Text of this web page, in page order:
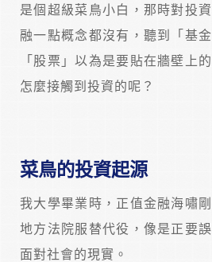
是個超級菜鳥小白，那時對投
融一點概念都沒有，聽到「基
「股票」以為是要貼在牆壁上
怎麼接觸到投資的呢？
菜鳥的投資起源
我大學畢業時，正值金融海嘯
地方法院服替代役，像是正要
面對社會的現實。